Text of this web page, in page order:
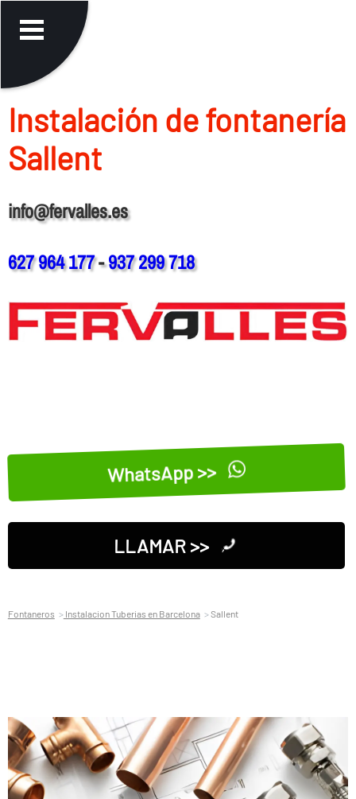
Instalación de fontanerí­a
Sallent
info@fervalles.es
627 964 177-937 299 718
WhatsApp >>
LLAMAR >>
Fontaneros Instalacion Tuberias en Barcelona Sallent